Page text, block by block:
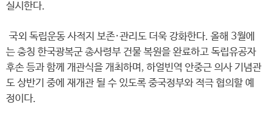
실시한다.
국외 독립운동 사적지 보존·관리도 더욱 강화한다. 올해 3월에
는 충칭 한국광복군 총사령부 건물 복원을 완료하고 독립유공자
후손 등과 함께 개관식을 개최하며, 하얼빈역 안중근 의사 기념관
도 상반기 중에 재개관 될 수 있도록 중국정부와 적극 협의할 예
정이다.